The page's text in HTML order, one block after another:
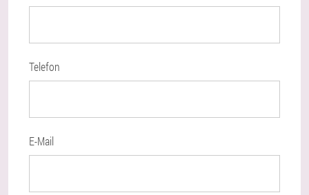
Telefon
E-Mail